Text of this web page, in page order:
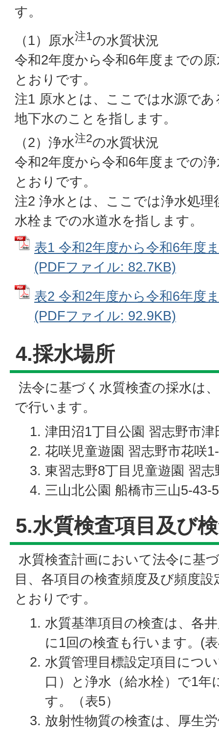
す。
（1）原水注1の水質状況
令和2年度から令和6年度までの
とおりです。
注1 原水とは、ここでは水源で
地下水のことを指します。
（2）浄水注2の水質状況
令和2年度から令和6年度までの
とおりです。
注2 浄水とは、ここでは浄水処
水栓までの水道水を指します。
表1 令和2年度から令和6年度
(PDFファイル: 82.7KB)
表2 令和2年度から令和6年度
(PDFファイル: 92.9KB)
4.採水場所
法令に基づく水質検査の採水は
で行います。
津田沼1丁目公園 習志野市津
花咲児童遊園 習志野市花咲
東習志野8丁目児童遊園 習
三山北公園 船橋市三山5-43-5
5.水質検査項目及び
水質検査計画において法令に基
目、各項目の検査頻度及び頻度
とおりです。
水質基準項目の検査は、各
に1回の検査も行います。(
水質管理目標設定項目につ
口）と浄水（給水栓）で1年
す。（表5）
放射性物質の検査は、厚生